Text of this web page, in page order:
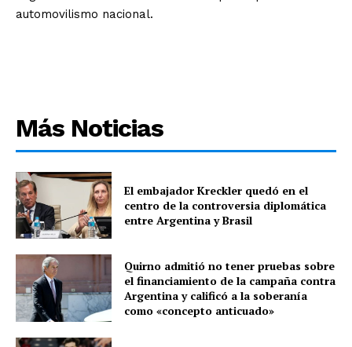
automovilismo nacional.
Más Noticias
El embajador Kreckler quedó en el
centro de la controversia diplomática
entre Argentina y Brasil
Quirno admitió no tener pruebas sobre
el financiamiento de la campaña contra
Argentina y calificó a la soberanía
como «concepto anticuado»